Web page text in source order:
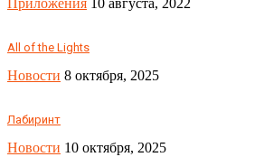
Приложения 10 августа, 2022
All of the Lights
Новости 8 октября, 2025
Лабиринт
Новости 10 октября, 2025